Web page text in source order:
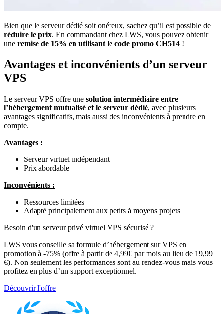
Bien que le serveur dédié soit onéreux, sachez qu’il est possible de
réduire le prix. En commandant chez LWS, vous pouvez obtenir
une remise de 15% en utilisant le code promo CH514 !
Avantages et inconvénients d’un serveur
VPS
Le serveur VPS offre une solution intermédiaire entre
l’hébergement mutualisé et le serveur dédié, avec plusieurs
avantages significatifs, mais aussi des inconvénients à prendre en
compte.
Avantages :
Serveur virtuel indépendant
Prix abordable
Inconvénients :
Ressources limitées
Adapté principalement aux petits à moyens projets
Besoin d'un serveur privé virtuel VPS sécurisé ?
LWS vous conseille sa formule d’hébergement sur VPS en
promotion à -75% (offre à partir de 4,99€ par mois au lieu de 19,99
€). Non seulement les performances sont au rendez-vous mais vous
profitez en plus d’un support exceptionnel.
Découvrir l'offre